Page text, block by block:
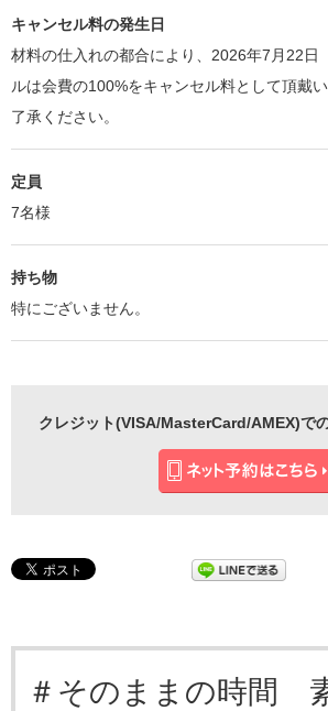
キャンセル料の発生日
材料の仕入れの都合により、2026年7月22日
ルは会費の100%をキャンセル料として頂戴
了承ください。
定員
7名様
持ち物
特にございません。
クレジット(VISA/MasterCard/AMEX)で
＃そのままの時間